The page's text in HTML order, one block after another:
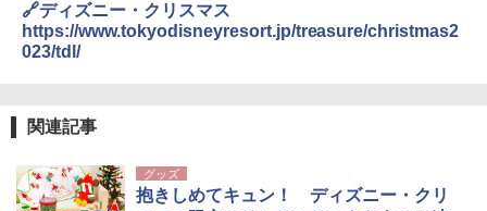
🔗ディズニー・クリスマス
https://www.tokyodisneyresort.jp/treasure/christmas2
023/tdl/
関連記事
グッズ
抱きしめてキュン！ ディズニー・クリ